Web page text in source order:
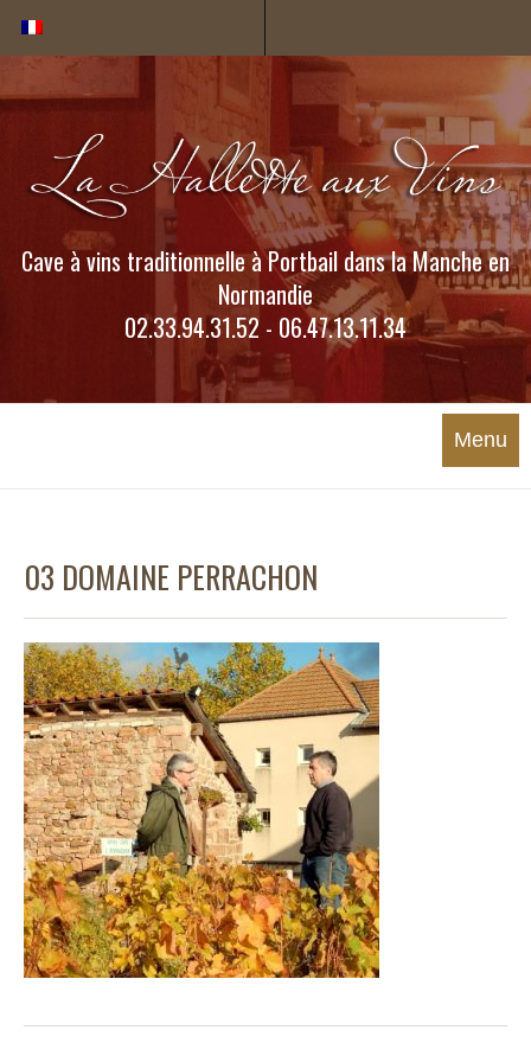
Cave à vins traditionnelle à Portbail dans la Manche en
Normandie
02.33.94.31.52 - 06.47.13.11.34
Menu
03 DOMAINE PERRACHON
Cookies management panel